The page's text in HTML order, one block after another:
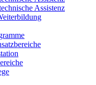
Assistenz